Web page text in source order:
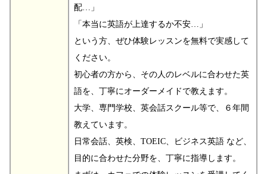
配…」
「本当に英語が上達するか不安…」
という方、ぜひ体験レッスンを無料で実感して
ください。
初心者の方から、その人のレベルに合わせた英
語を、丁寧にオーダーメイドで教えます。
大学、専門学校、英会話スクール等で、６年間
教えています。
日常会話、英検、TOEIC、ビジネス英語 など、
目的に合わせた分野を、丁寧に指導します。